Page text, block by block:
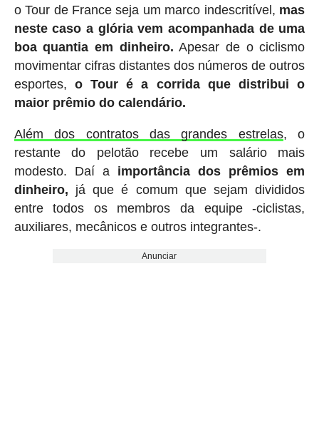
o Tour de France seja um marco indescritível, mas
neste caso a glória vem acompanhada de uma
boa quantia em dinheiro. Apesar de o ciclismo
movimentar cifras distantes dos números de outros
esportes, o Tour é a corrida que distribui o
maior prêmio do calendário.
Além dos contratos das grandes estrelas, o
restante do pelotão recebe um salário mais
modesto. Daí a importância dos prêmios em
dinheiro, já que é comum que sejam divididos
entre todos os membros da equipe -ciclistas,
auxiliares, mecânicos e outros integrantes-.
Anunciar